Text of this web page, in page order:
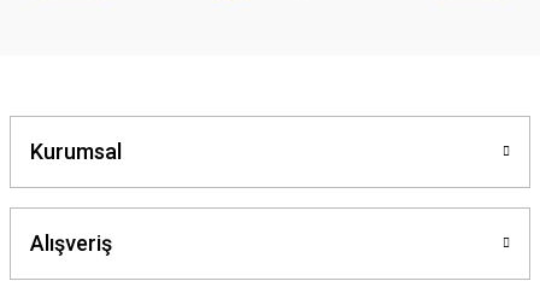
Kurumsal
Alışveriş